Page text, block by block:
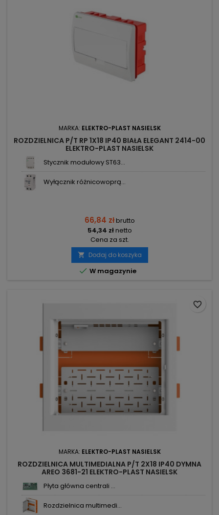
MARKA: ELEKTRO-PLAST NASIELSK
ROZDZIELNICA P/T RP 1X18 IP40 BIAŁA ELEGANT 2414-00
ELEKTRO-PLAST NASIELSK
Stycznik modułowy ST63...
Wyłącznik różnicowoprą...
66,84 złbrutto
54,34 złnetto
Cena za szt.
 Dodaj do koszyka
 W magazynie
MARKA: ELEKTRO-PLAST NASIELSK
ROZDZIELNICA MULTIMEDIALNA P/T 2X18 IP40 DYMNA
AREO 3681-21 ELEKTRO-PLAST NASIELSK
Płyta główna centrali ...
Rozdzielnica multimedi...
favorite_border